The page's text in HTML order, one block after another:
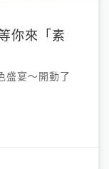
你來「素
盛宴～開動了